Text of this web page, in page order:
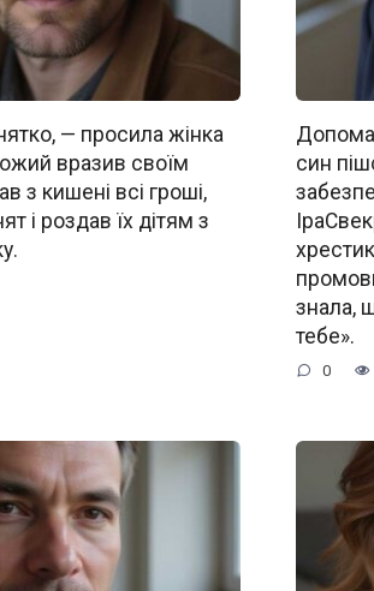
— просила жінка
вразив своїм
з кишені всі гроші,
і роздав їх дітям з
син
знала,
тебе».
0